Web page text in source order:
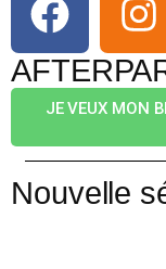
JE VEUX MON
Nouvelle